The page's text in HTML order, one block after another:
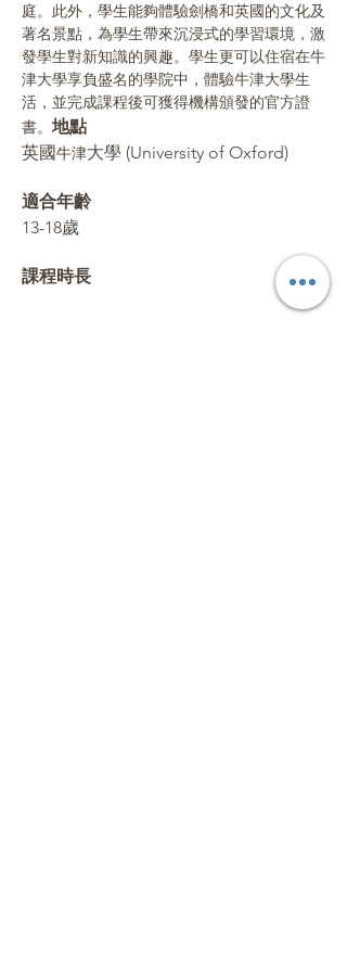
庭。此外，學生能夠體驗劍橋和英國的文化及
著名景點，為學生帶來沉浸式的學習環境，激
發學生對新知識的興趣。學生更可以住宿在牛
津大學享負盛名的學院中，體驗牛津大學生
活，並完成課程後可獲得機構頒發的官方證
書。 地點
英國牛津大學 (University of Oxford)
適合年齡
13-18歲
課程時長